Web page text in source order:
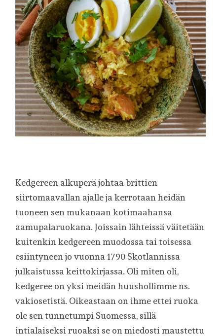
Kedgereen alkuperä johtaa brittien
siirtomaavallan ajalle ja kerrotaan heidän
tuoneen sen mukanaan kotimaahansa
aamupalaruokana. Joissain lähteissä väitetään
kuitenkin kedgereen muodossa tai toisessa
esiintyneen jo vuonna 1790 Skotlannissa
julkaistussa keittokirjassa. Oli miten oli,
kedgeree on yksi meidän huushollimme ns.
vakiosetistä. Oikeastaan on ihme ettei ruoka
ole sen tunnetumpi Suomessa, sillä
intialaiseksi ruoaksi se on miedosti maustettu